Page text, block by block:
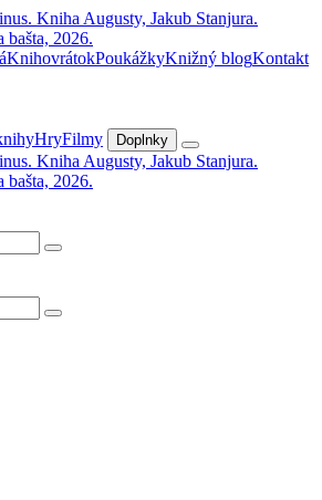
KnihovrátokPoukážkyKnižný blogKontakt
HryFilmy Doplnky